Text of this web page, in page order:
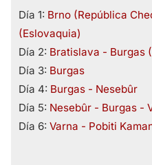
Día 1: Brno (República
(Eslovaquia)
Día 2: Bratislava - Burgas
Día 3: Burgas
Día 4: Burgas - Nesebûr
Día 5: Nesebûr - Burgas -
Día 6: Varna - Pobiti